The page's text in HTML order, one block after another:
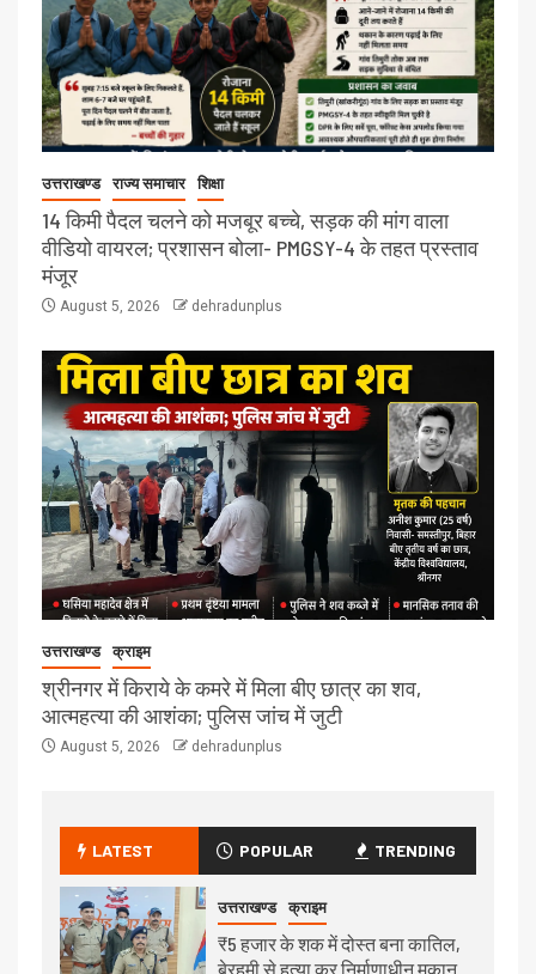
उत्तराखण्ड राज्य समाचार शिक्षा
14 किमी पैदल चलने को मजबूर बच्चे, सड़क की मांग वाला
वीडियो वायरल; प्रशासन बोला- PMGSY-4 के तहत प्रस्ताव
मंजूर
August 5, 2026 dehradunplus
उत्तराखण्ड क्राइम
श्रीनगर में किराये के कमरे में मिला बीए छात्र का शव,
आत्महत्या की आशंका; पुलिस जांच में जुटी
August 5, 2026 dehradunplus
LATEST POPULAR TRENDING
उत्तराखण्ड क्राइम
₹5 हजार के शक में दोस्त बना कातिल,
बेरहमी से हत्या कर निर्माणाधीन मकान